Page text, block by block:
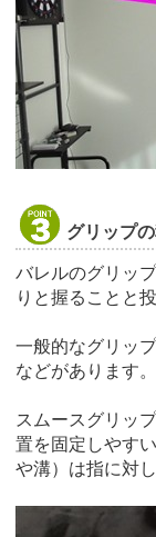
グリップ
バレルのグリッ
りと握ることと
一般的なグリッ
などがあります。
スムースグリッ
置を固定しやす
や溝）は指に対